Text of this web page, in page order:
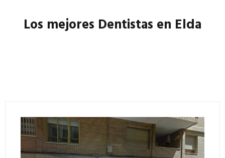
Los mejores Dentistas en Elda